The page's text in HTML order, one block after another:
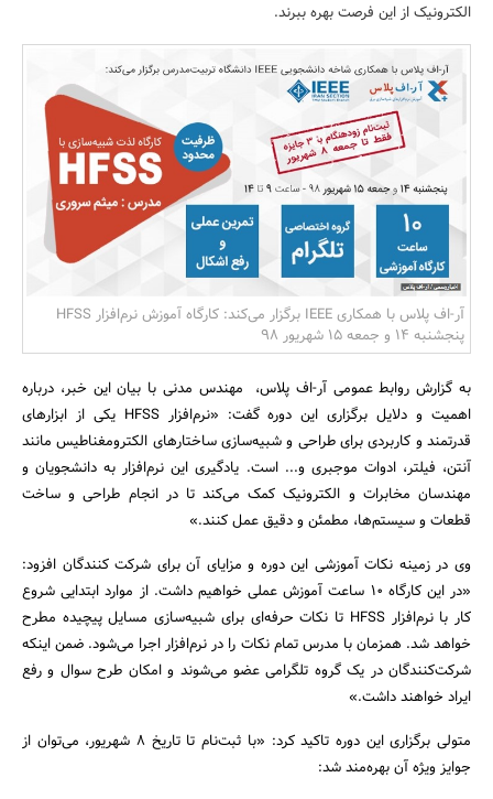
مسکن و ساختمان
جستجو
الکترونیک از این فرصت بهره ببرند.
آر-اف پلاس با همکاری IEEE برگزار می‌کند: کارگاه آموزش نرم‌افزار HFSS
پنجشنبه 14 و جمعه 15 شهریور 98
به گزارش روابط عمومی آر-اف پلاس، مهندس مدنی با بیان این خبر، درباره
اهمیت و دلایل برگزاری این دوره گفت: «نرم‌افزار HFSS‌ یکی از ابزارهای
قدرتمند و کاربردی برای طراحی و شبیه‌سازی ساختارهای الکترومغناطیس مانند
آنتن، فیلتر، ادوات موجبری و... است. یادگیری این نرم‌افزار به دانشجویان و
مهندسان مخابرات و الکترونیک کمک می‌کند تا در انجام طراحی و ساخت
قطعات و سیستم‌ها، مطمئن و دقیق عمل کنند.»
وی در زمینه نکات آموزشی این دوره و مزایای آن برای شرکت کنندگان افزود:
«در این کارگاه 10 ساعت آموزش عملی خواهیم داشت. از موارد ابتدایی شروع
کار با نرم‌افزار HFSS تا نکات حرفه‌ای برای شبیه‌سازی مسایل پیچیده مطرح
خواهد شد. همزمان با مدرس تمام نکات را در نرم‌افزار اجرا می‌شود. ضمن اینکه
شرکت‌کنندگان در یک گروه تلگرامی عضو می‌شوند و امکان طرح سوال و رفع
ایراد خواهند داشت.»
متولی برگزاری این دوره تاکید کرد: «با ثبت‌نام تا تاریخ 8 شهریور، می‌توان از
جوایز ویژه آن بهره‌مند شد: